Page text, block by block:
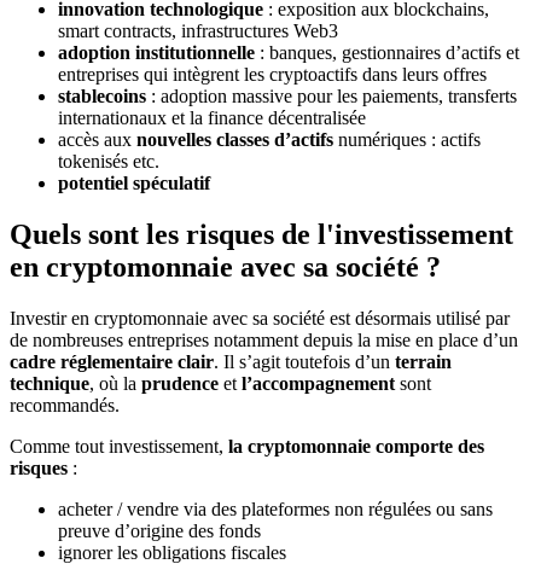
innovation technologique : exposition aux blockchains,
smart contracts, infrastructures Web3
adoption institutionnelle : banques, gestionnaires d’actifs et
entreprises qui intègrent les cryptoactifs dans leurs offres
stablecoins : adoption massive pour les paiements, transferts
internationaux et la finance décentralisée
accès aux nouvelles classes d’actifs numériques : actifs
tokenisés etc.
potentiel spéculatif
Quels sont les risques de l'investissement
en cryptomonnaie avec sa société ?
Investir en cryptomonnaie avec sa société est désormais utilisé par
de nombreuses entreprises notamment depuis la mise en place d’un
cadre réglementaire clair. Il s’agit toutefois d’un terrain
technique, où la prudence et l’accompagnement sont
recommandés.
Comme tout investissement, la cryptomonnaie comporte des
risques :
acheter / vendre via des plateformes non régulées ou sans
preuve d’origine des fonds
ignorer les obligations fiscales